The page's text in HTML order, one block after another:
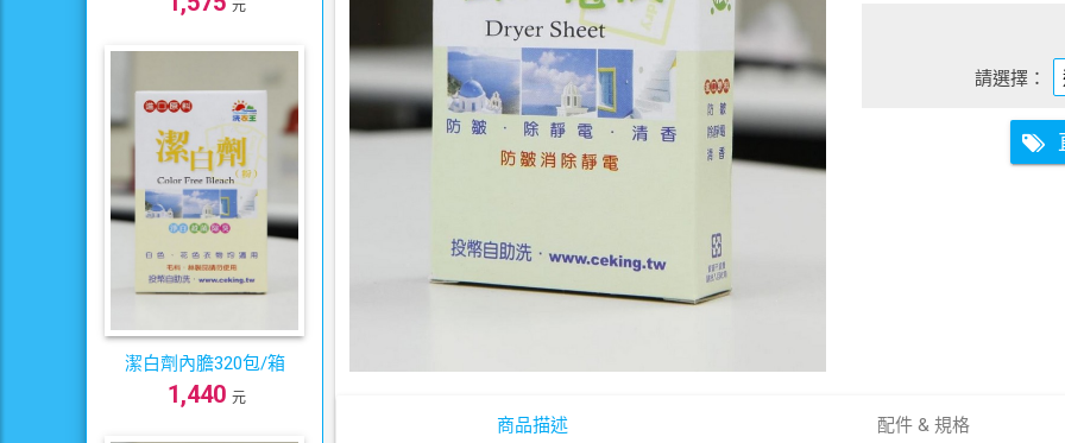
請選擇：
商品描述 配件 & 規格
元
潔白劑內膽320包/箱
1,440 元